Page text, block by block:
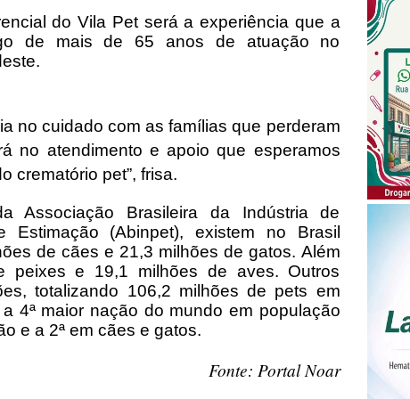
do Vila Pet será a experiência que a
de mais de 65 anos de atuação no
no cuidado com as famílias que perderam
no atendimento e apoio que esperamos
crematório pet”, frisa.
Associação Brasileira da Indústria de
Estimação (Abinpet), existem no Brasil
de cães e 21,3 milhões de gatos. Além
peixes e 19,1 milhões de aves. Outros
totalizando 106,2 milhões de pets em
4ª maior nação do mundo em população
e a 2ª em cães e gatos.
Fonte: Portal Noar